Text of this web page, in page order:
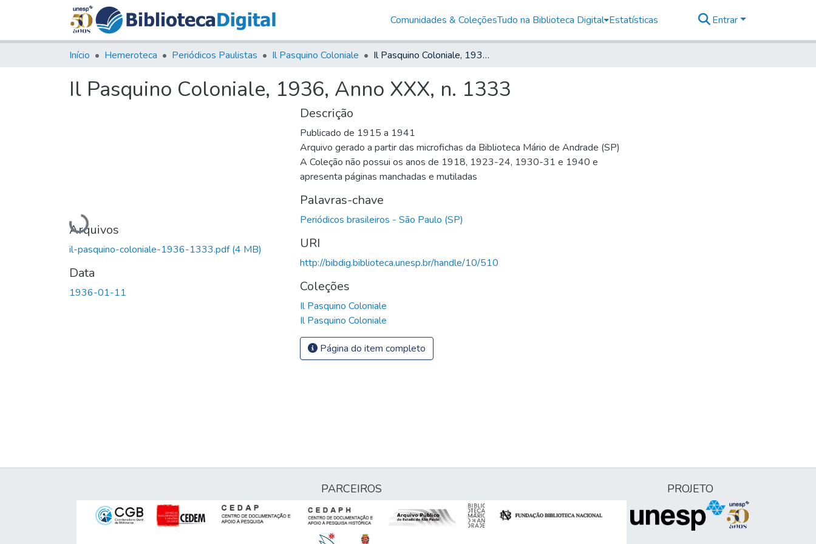
Comunidades & ColeçõesTudo na Biblioteca Digital Estatísticas Entrar
Início Hemeroteca Periódicos Paulistas Il Pasquino Coloniale Il Pasquino Coloniale, 1936, Anno XXX, n. 1333
Il Pasquino Coloniale, 1936, Anno XXX, n. 1333
Carregando...
Arquivos
il-pasquino-coloniale-1936-1333.pdf(4 MB)
Data
1936-01-11
Descrição
Publicado de 1915 a 1941
Arquivo gerado a partir das microfichas da Biblioteca Mário de Andrade (SP)
A Coleção não possui os anos de 1918, 1923-24, 1930-31 e 1940 e
apresenta páginas manchadas e mutiladas
Palavras-chave
Periódicos brasileiros - São Paulo (SP)
URI
http://bibdig.biblioteca.unesp.br/handle/10/510
Coleções
Il Pasquino Coloniale
Il Pasquino Coloniale
Página do item completo
PARCEIROS PROJETO